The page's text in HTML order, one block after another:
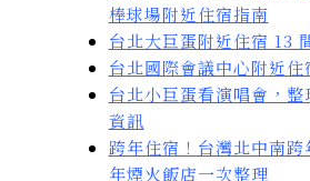
棒球場附近住宿指南
台北大巨蛋附近住宿 13
台北國際會議中心附近住
台北小巨蛋看演唱會，
資訊
跨年住宿！台灣北中南
年煙火飯店一次整理